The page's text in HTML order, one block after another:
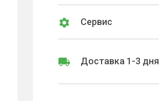
Сервис
Доставка 1-3 дня